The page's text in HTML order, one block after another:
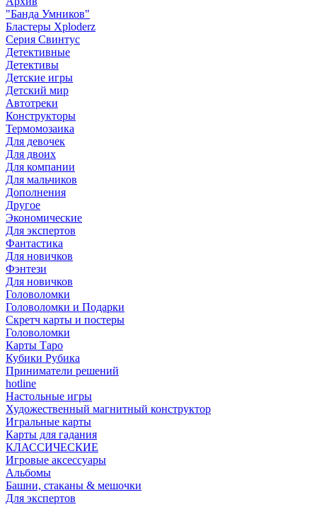
"Банда Умников"
Бластеры Xploderz
Cерия Свинтус
Детективные
Детективы
Детские игры
Детский мир
Автотреки
Конструкторы
Термомозаика
Для девочек
Для двоих
Для компании
Для мальчиков
Дополнения
Другое
Экономические
Для экспертов
Фантастика
Для новичков
Фэнтези
Для новичков
Головоломки
Головоломки и Подарки
Cкретч карты и постеры
Головоломки
Карты Таро
Кубики Рубика
Приниматели решений
hotline
Настольные игры
Художественный магнитный конструктор
Игральные карты
Карты для гадания
КЛАССИЧЕСКИЕ
Игровые аксессуары
Альбомы
Башни, стаканы & мешочки
Для экспертов